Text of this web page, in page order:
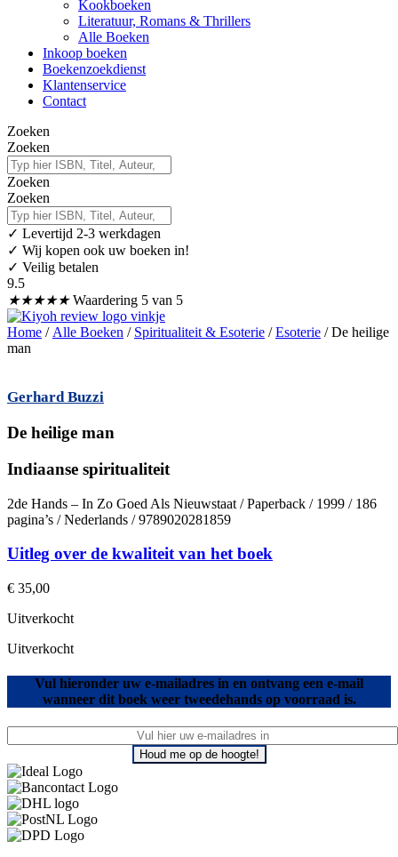
Kookboeken
Literatuur, Romans & Thrillers
Alle Boeken
Inkoop boeken
Boekenzoekdienst
Klantenservice
Contact
Zoeken
Zoeken
Zoeken
Zoeken
✓ Levertijd 2-3 werkdagen
✓ Wij kopen ook uw boeken in!
✓ Veilig betalen
9.5
★★★★★ Waardering 5 van 5
Home / Alle Boeken / Spiritualiteit & Esoterie /Esoterie / De heilige
man
Gerhard Buzzi
De heilige man
Indiaanse spiritualiteit
2de Hands – In Zo Goed Als Nieuwstaat / Paperback / 1999 / 186
pagina’s / Nederlands / 9789020281859
Uitleg over de kwaliteit van het boek
€ 35,00
Uitverkocht
Uitverkocht
Vul hieronder uw e-mailadres in en ontvang een e-mail
wanneer dit boek weer tweedehands op voorraad is.
Houd me op de hoogte!